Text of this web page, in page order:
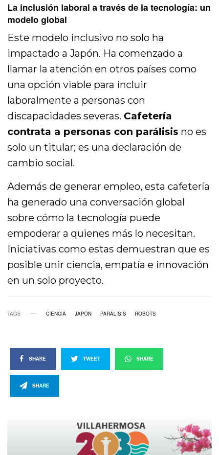
La inclusión laboral a través de la tecnología: un
modelo global
Este modelo inclusivo no solo ha
impactado a Japón. Ha comenzado a
llamar la atención en otros países como
una opción viable para incluir
laboralmente a personas con
discapacidades severas. Cafetería
contrata a personas con parálisis no es
solo un titular; es una declaración de
cambio social.
Además de generar empleo, esta cafetería
ha generado una conversación global
sobre cómo la tecnología puede
empoderar a quienes más lo necesitan.
Iniciativas como estas demuestran que es
posible unir ciencia, empatía e innovación
en un solo proyecto.
TAGS CIENCIA JAPÓN PARÁLISIS ROBOTS
SHARE TWEET SHARE
SHARE